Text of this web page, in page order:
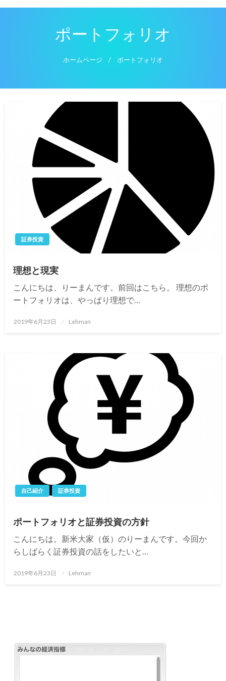
ポートフォリオ
ホームページ ポートフォリオ
証券投資
理想と現実
こんにちは、りーまんです。前回はこちら。 理想のポ
ートフォリオは、やっぱり理想で…
投
2019年6月23日 Lehman
自己紹介 証券投資
ポートフォリオと証券投資の方針
こんにちは。新米大家（仮）のりーまんです。今回か
らしばらく証券投資の話をしたいと…
投
2019年6月23日 Lehman